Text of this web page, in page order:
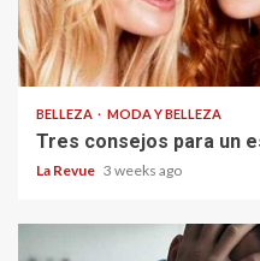
BELLEZA MODA Y BELLEZA
Tres consejos para un
La Revue 3 weeks ago